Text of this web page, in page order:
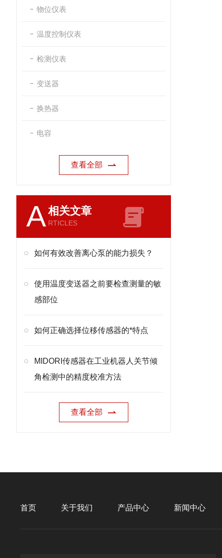
物位仪表
温度控制仪表
检测仪表
变送器
换热器
电容
查看全部
A相关文章
RTICLES
如何有效改善离心泵的能力损失？
使用温度变送器之前要检查测量的敏
感部位
如何正确选择位移传感器的*特点
MIDORI传感器在工业机器人关节倾
角检测中的精度校准方法
查看全部
首页 关于我们 产品中心 新闻中心